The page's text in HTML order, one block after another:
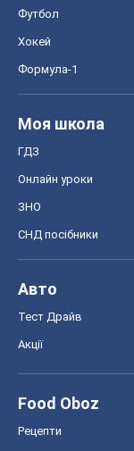
Футбол
Хокей
Формула-1
Моя школа
ГДЗ
Онлайн уроки
ЗНО
СНД посібники
Авто
Тест Драйв
Акції
Food Oboz
Рецепти